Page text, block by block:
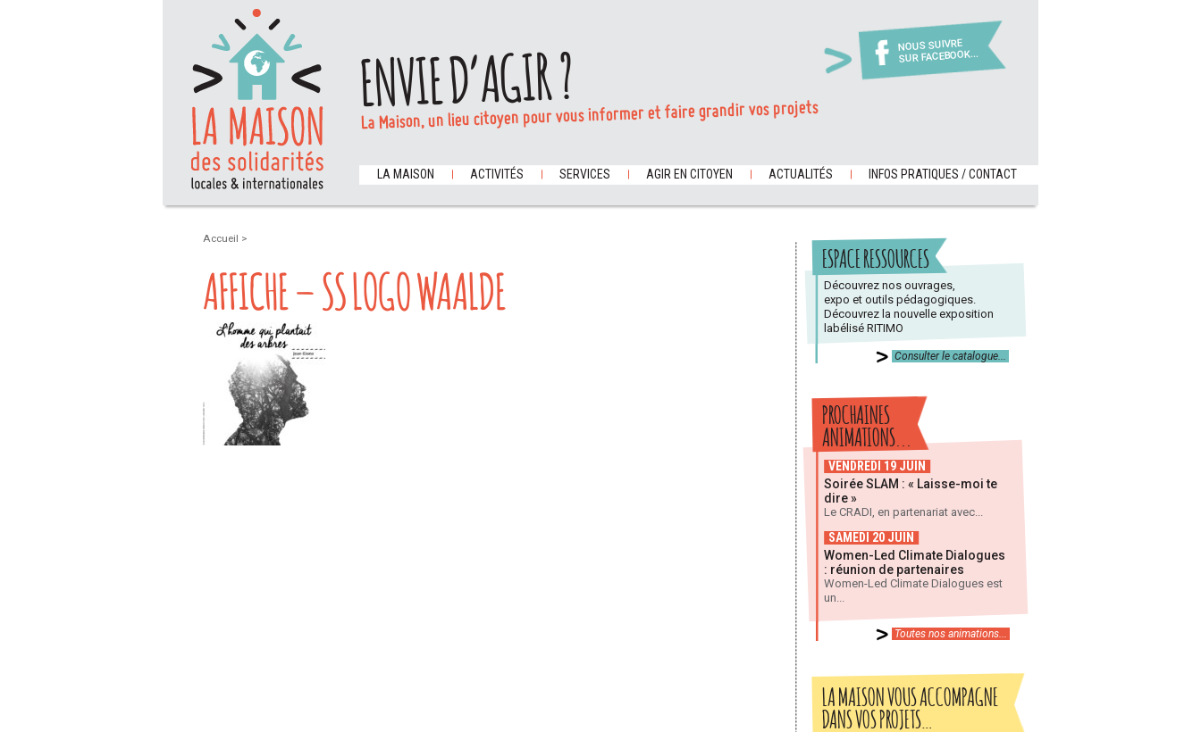
NOUS SUIVRE
SUR FACEBOOK...
ENVIE D’AGIR ?
La Maison, un lieu citoyen pour vous informer et faire grandir vos projets
LA MAISON ACTIVITÉS SERVICES AGIR EN CITOYEN ACTUALITÉS INFOS PRATIQUES / CONTACT
Accueil >
AFFICHE – SS LOGO WAALDE
ESPACE RESSOURCES
Découvrez nos ouvrages,
expo et outils pédagogiques.
Découvrez la nouvelle exposition
labélisé RITIMO
Consulter le catalogue...
PROCHAINES
ANIMATIONS...
VENDREDI 19 JUIN
Soirée SLAM : « Laisse-moi te
dire »
Le CRADI, en partenariat avec...
SAMEDI 20 JUIN
Women-Led Climate Dialogues
: réunion de partenaires
Women-Led Climate Dialogues est
un...
Toutes nos animations...
LA MAISON VOUS ACCOMPAGNE
DANS VOS PROJETS…